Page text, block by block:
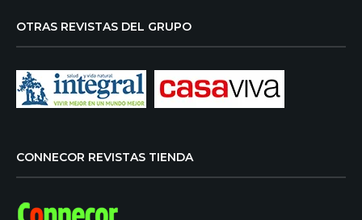
OTRAS REVISTAS DEL GRUPO
CONNECOR REVISTAS TIENDA